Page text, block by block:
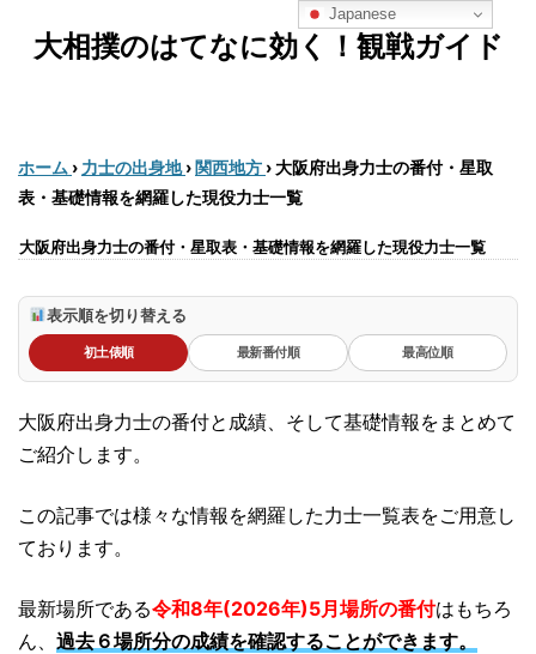
大相撲のはてなに効く！観戦ガイド
ホーム › 力士の出身地 ›関西地方 ›大阪府出身力士の番付・星取
表・基礎情報を網羅した現役力士一覧
大阪府出身力士の番付・星取表・基礎情報を網羅した現役力士一覧
表示順を切り替える
初土俵順 最新番付順 最高位順
大阪府出身力士の番付と成績、そして基礎情報をまとめて
ご紹介します。
この記事では様々な情報を網羅した力士一覧表をご用意し
ております。
最新場所である令和8年(2026年)5月場所の番付はもちろ
ん、 過去６場所分の成績を確認することができます。
Japanese